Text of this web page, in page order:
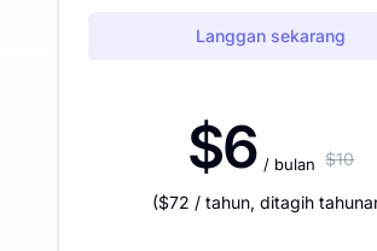
Langgan sekarang
$6 / bulan $10
($72 / tahun, ditagih